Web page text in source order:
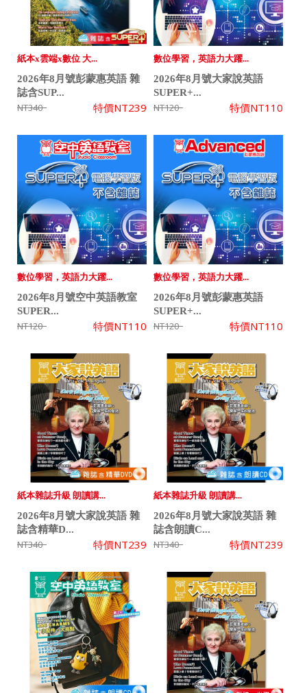
紙本x雲端x數位 大...
2026年8月號彭蒙惠英語 雜
誌含SUP...
NT340 特價NT239
數位學習，英語力大躍...
2026年8月號大家說英語
SUPER+...
NT120 特價NT110
數位學習，英語力大躍...
2026年8月號空中英語教室
SUPER...
NT120 特價NT110
數位學習，英語力大躍...
2026年8月號彭蒙惠英語
SUPER+...
NT120 特價NT110
紙本雜誌升級 朗讀講...
2026年8月號大家說英語 雜
誌含精華D...
NT340 特價NT239
紙本雜誌升級 朗讀講...
2026年8月號大家說英語 雜
誌含朗讀C...
NT340 特價NT239